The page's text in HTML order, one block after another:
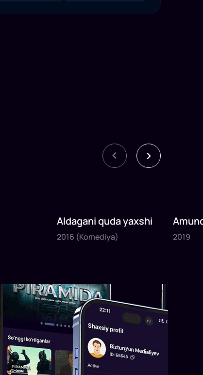
2016
1x82daq.
Aldagani quda yaxshi
2016 (Komediya)
2019
1x120
2019